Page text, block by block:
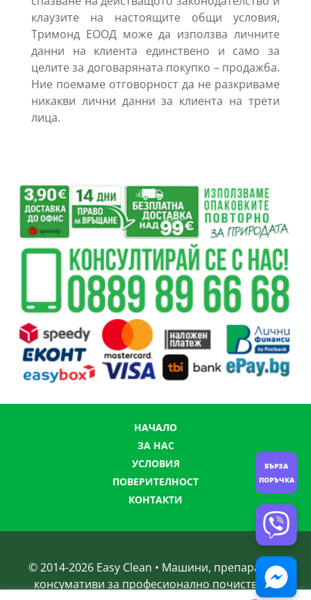
клаузите на настоящите общи условия,
Тримонд ЕООД може да използва личните
данни на клиента единствено и само за
целите за договаряната покупко – продажба.
Ние поемаме отговорност да не разкриваме
никакви лични данни за клиента на трети
лица.
НАЧАЛО
ЗА НАС
УСЛОВИЯ
ПОВЕРИТЕЛНОСТ
КОНТАКТИ
© 2014-2026 Easy Clean • Машини, препарати и
консумативи за професионално почистване
БЪРЗА
ПОРЪЧКА